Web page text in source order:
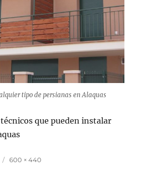
tipo de persianas en Alaquas
que pueden instalar
Tamaño
600 × 440